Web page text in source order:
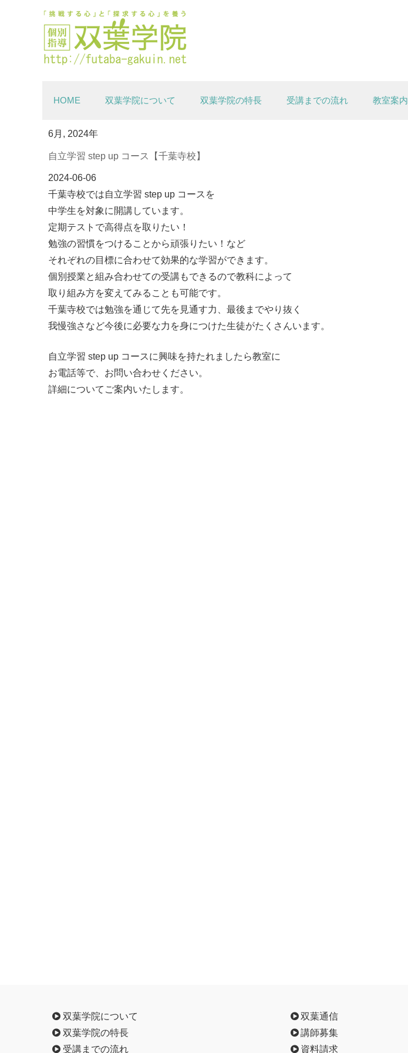
Menu
HOME
双葉学院について 双葉学院の特長 受講までの流れ 教室案内
6月, 2024年
自立学習 step up コース【千葉寺校】
2024-06-06
千葉寺校では自立学習 step up コースを
中学生を対象に開講しています。
定期テストで高得点を取りたい！
勉強の習慣をつけることから頑張りたい！など
それぞれの目標に合わせて効果的な学習ができます。
個別授業と組み合わせての受講もできるので教科によって
取り組み方を変えてみることも可能です。
千葉寺校では勉強を通じて先を見通す力、最後までやり抜く
我慢強さなど今後に必要な力を身につけた生徒がたくさんいます。
自立学習 step up コースに興味を持たれましたら教室に
お電話等で、お問い合わせください。
詳細についてご案内いたします。
双葉学院について
双葉学院の特長
受講までの流れ
双葉通信
講師募集
資料請求